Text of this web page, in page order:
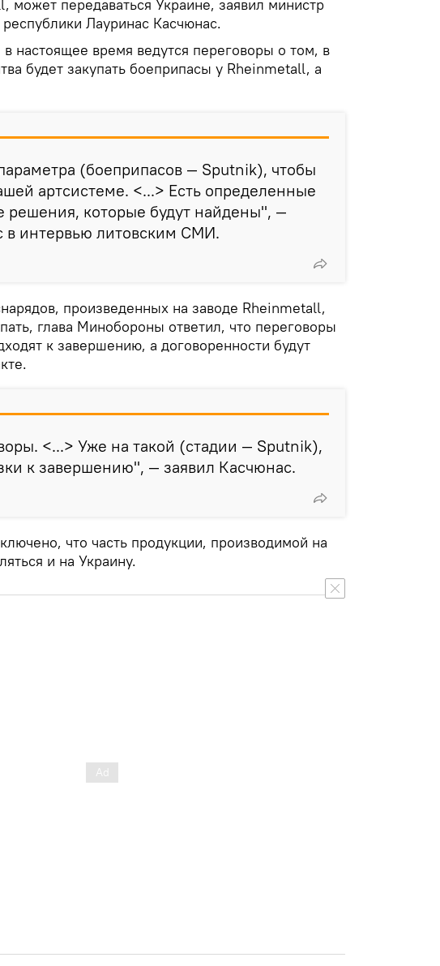
может передаваться Украине, заявил министр
Лауринас Касчюнас.
настоящее время ведутся переговоры о том, в
будет закупать боеприпасы у Rheinmetall, а
(боеприпасов — Sputnik), чтобы
артсистеме. <...> Есть определенные
решения, которые будут найдены", —
в интервью литовским СМИ.
произведенных на заводе Rheinmetall,
глава Минобороны ответил, что переговоры
к завершению, а договоренности будут
<...> Уже на такой (стадии — Sputnik),
к завершению", — заявил Касчюнас.
что часть продукции, производимой на
и на Украину.